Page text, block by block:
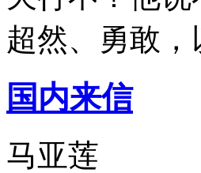
超然、勇敢
国内来信
马亚莲